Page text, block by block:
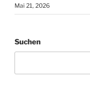
Mai 21, 2026
Suchen